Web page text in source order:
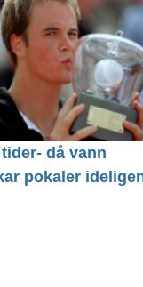
då vann
pokaler